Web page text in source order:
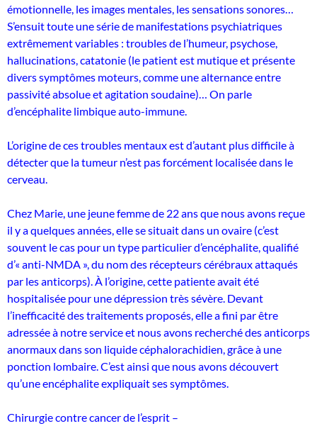
émotionnelle, les images mentales, les sensations sonores…
S’ensuit toute une série de manifestations psychiatriques
extrêmement variables : troubles de l’humeur, psychose,
hallucinations, catatonie (le patient est mutique et présente
divers symptômes moteurs, comme une alternance entre
passivité absolue et agitation soudaine)… On parle
d’encéphalite limbique auto-immune.
L’origine de ces troubles mentaux est d’autant plus difficile à
détecter que la tumeur n’est pas forcément localisée dans le
cerveau.
Chez Marie, une jeune femme de 22 ans que nous avons reçue
il y a quelques années, elle se situait dans un ovaire (c’est
souvent le cas pour un type particulier d’encéphalite, qualifié
d’« anti-NMDA », du nom des récepteurs cérébraux attaqués
par les anticorps). À l’origine, cette patiente avait été
hospitalisée pour une dépression très sévère. Devant
l’inefficacité des traitements proposés, elle a fini par être
adressée à notre service et nous avons recherché des anticorps
anormaux dans son liquide céphalorachidien, grâce à une
ponction lombaire. C’est ainsi que nous avons découvert
qu’une encéphalite expliquait ses symptômes.
Chirurgie contre cancer de l’esprit –